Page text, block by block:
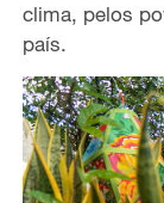
clima, pelos
país.